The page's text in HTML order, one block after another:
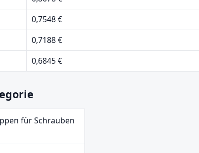
0,7548 €
0,7188 €
0,6845 €